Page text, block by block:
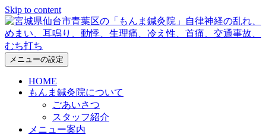
Skip to content
メニューの設定
HOME
もんま鍼灸院について
ごあいさつ
スタッフ紹介
メニュー案内